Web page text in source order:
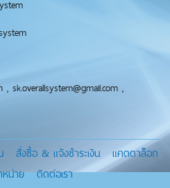
, sk.overallsystem@gmail.com ,
สั่งซื้อ & แจ้งชำระเงิน
แคตตาล็อก
น่าย
ติดต่อเรา